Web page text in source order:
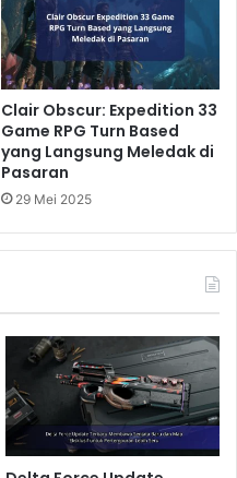
Clair Obscur: Expedition 33
Game RPG Turn Based
yang Langsung Meledak di
Pasaran
29 Mei 2025